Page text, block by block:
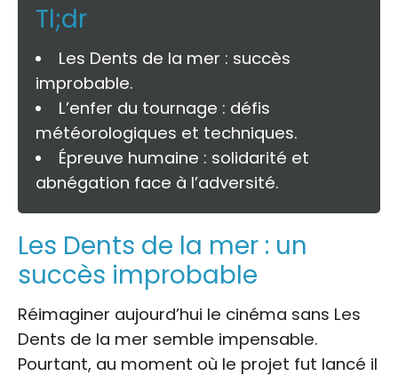
Tl;dr
Les Dents de la mer : succès
improbable.
L’enfer du tournage : défis
météorologiques et techniques.
Épreuve humaine : solidarité et
abnégation face à l’adversité.
Les Dents de la mer : un
succès improbable
Réimaginer aujourd’hui le cinéma sans Les
Dents de la mer semble impensable.
Pourtant, au moment où le projet fut lancé il